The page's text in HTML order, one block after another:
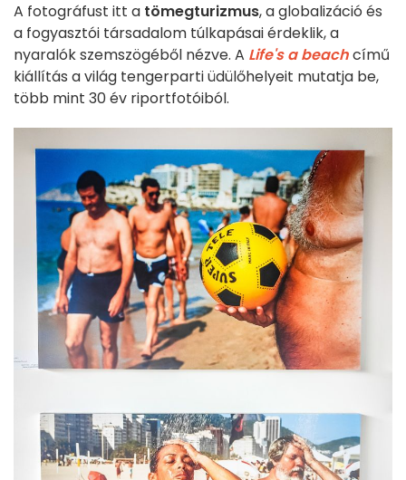
A fotográfust itt a tömegturizmus, a globalizáció és
a fogyasztói társadalom túlkapásai érdeklik, a
nyaralók szemszögéből nézve. A Life's a beachcímű
kiállítás a világ tengerparti üdülőhelyeit mutatja be,
több mint 30 év riportfotóiból.